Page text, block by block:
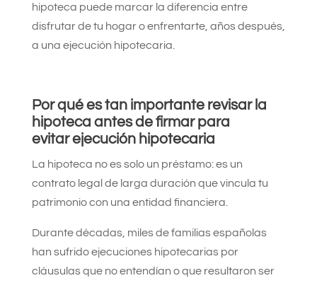
hipoteca puede marcar la diferencia entre
disfrutar de tu hogar o enfrentarte, años después,
a una ejecución hipotecaria.
Por qué es tan importante revisar la
hipoteca antes de firmar para
evitar ejecución hipotecaria
La hipoteca no es solo un préstamo: es un
contrato legal de larga duración que vincula tu
patrimonio con una entidad financiera.
Durante décadas, miles de familias españolas
han sufrido ejecuciones hipotecarias por
cláusulas que no entendían o que resultaron ser